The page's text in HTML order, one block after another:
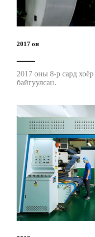
2017 он
2017 оны 8-р сард
байгуулсан.